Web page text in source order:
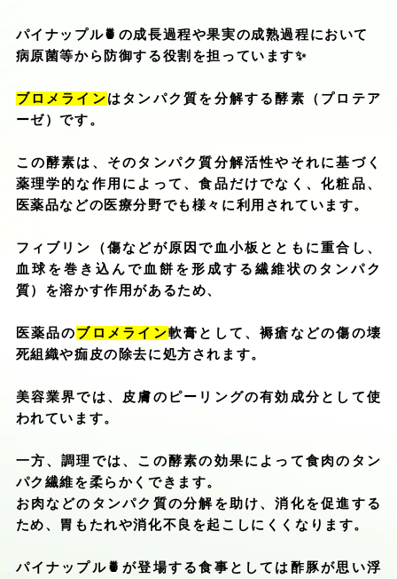
パイナップル🍍 の成長過程や果実の成熟過程において
病原菌等から防御する役割を担っています✨
ブロメラインはタンパク質を分解する酵素（プロテア
ーゼ）です。
この酵素は、そのタンパク質分解活性やそれに基づく
薬理学的な作用によって、食品だけでなく、化粧品、
医薬品などの医療分野でも様々に利用されています。
フィブリン（傷などが原因で血小板とともに重合し、
血球を巻き込んで血餅を形成する繊維状のタンパク
質）を溶かす作用があるため、
医薬品のブロメライン軟膏として、褥瘡などの傷の壊
死組織や痂皮の除去に処方されます。
美容業界では、皮膚のピーリングの有効成分として使
われています。
一方、調理では、この酵素の効果によって食肉のタン
パク繊維を柔らかくできます。
お肉などのタンパク質の分解を助け、消化を促進する
ため、胃もたれや消化不良を起こしにくくなります。
パイナップル🍍が登場する食事としては酢豚が思い浮